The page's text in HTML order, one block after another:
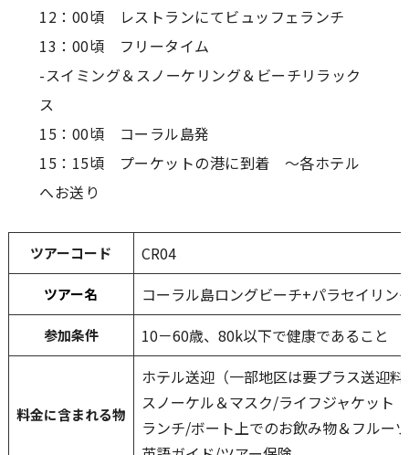
12：00頃 レストランにてビュッフェランチ
13：00頃 フリータイム
-スイミング＆スノーケリング＆ビーチリラック
ス
15：00頃 コーラル島発
15：15頃 プーケットの港に到着 ～各ホテル
へお送り
ツアーコード CR04
ツアー名 コーラル島ロングビーチ+パラセイリン
参加条件 10－60歳、80k以下で健康であること
料金に含まれる物
ホテル送迎（一部地区は要プラス送迎料
スノーケル＆マスク/ライフジャケット
ランチ/ボート上でのお飲み物＆フルーツ